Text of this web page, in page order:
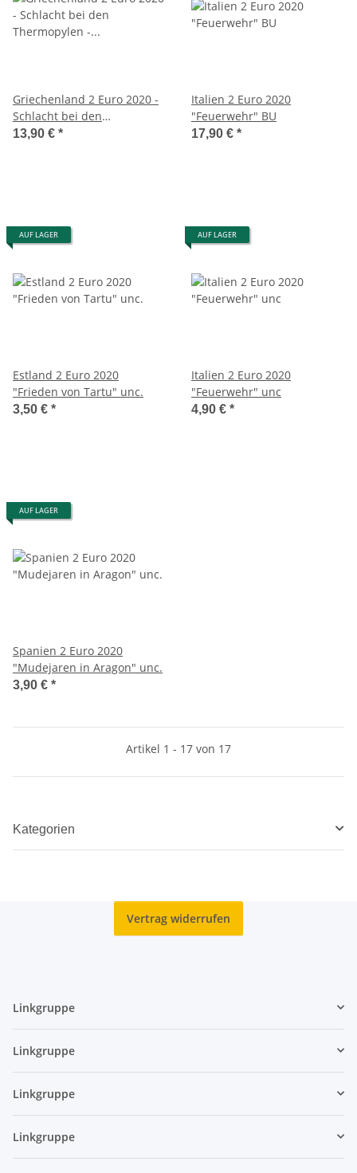
Griechenland 2 Euro 2020 -
Schlacht bei den
Thermopylen - Coincard
13,90 € *
Italien 2 Euro 2020
"Feuerwehr" BU
17,90 € *
AUF LAGER
Estland 2 Euro 2020
"Frieden von Tartu" unc.
3,50 € *
AUF LAGER
Italien 2 Euro 2020
"Feuerwehr" unc
4,90 € *
AUF LAGER
Spanien 2 Euro 2020
"Mudejaren in Aragon" unc.
3,90 € *
Artikel 1 - 17 von 17
Kategorien
Vertrag widerrufen
Linkgruppe
Linkgruppe
Linkgruppe
Linkgruppe